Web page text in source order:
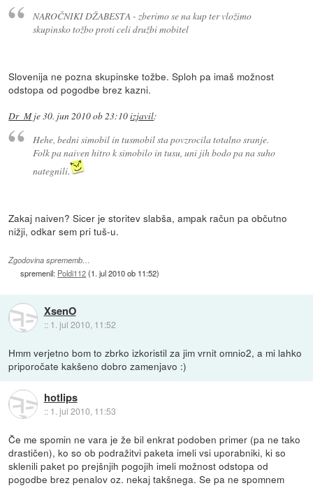
NAROČNIKI DŽABESTA - zberimo se na kup ter vložimo
skupinsko tožbo proti celi družbi mobitel
Slovenija ne pozna skupinske tožbe. Sploh pa imaš možnost
odstopa od pogodbe brez kazni.
Dr_Mje30. jun 2010 ob 23:10izjavil:
Hehe, bedni simobil in tusmobil sta povzrocila totalno sranje.
Folk pa naiven hitro k simobilo in tusu, uni jih bodo pa na suho
nategnili.
Zakaj naiven? Sicer je storitev slabša, ampak račun pa občutno
nižji, odkar sem pri tuš-u.
Zgodovina sprememb…
spremenil: Poldi112(1. jul 2010 ob 11:52)
XsenO
:: 1. jul 2010, 11:52
Hmm verjetno bom to zbrko izkoristil za jim vrnit omnio2, a mi lahko
priporočate kakšeno dobro zamenjavo :)
hotlips
:: 1. jul 2010, 11:53
Če me spomin ne vara je že bil enkrat podoben primer (pa ne tako
drastičen), ko so ob podražitvi paketa imeli vsi uporabniki, ki so
sklenili paket po prejšnjih pogojih imeli možnost odstopa od
pogodbe brez penalov oz. nekaj takšnega. Se pa ne spomnem